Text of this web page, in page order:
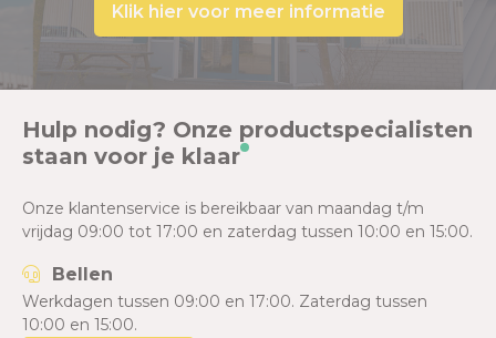
Klik hier voor meer informatie
Hulp nodig? Onze productspecialisten
staan voor je klaar
Onze klantenservice is bereikbaar van maandag t/m
vrijdag 09:00 tot 17:00 en zaterdag tussen 10:00 en 15:00.
Bellen
Werkdagen tussen 09:00 en 17:00. Zaterdag tussen
10:00 en 15:00.